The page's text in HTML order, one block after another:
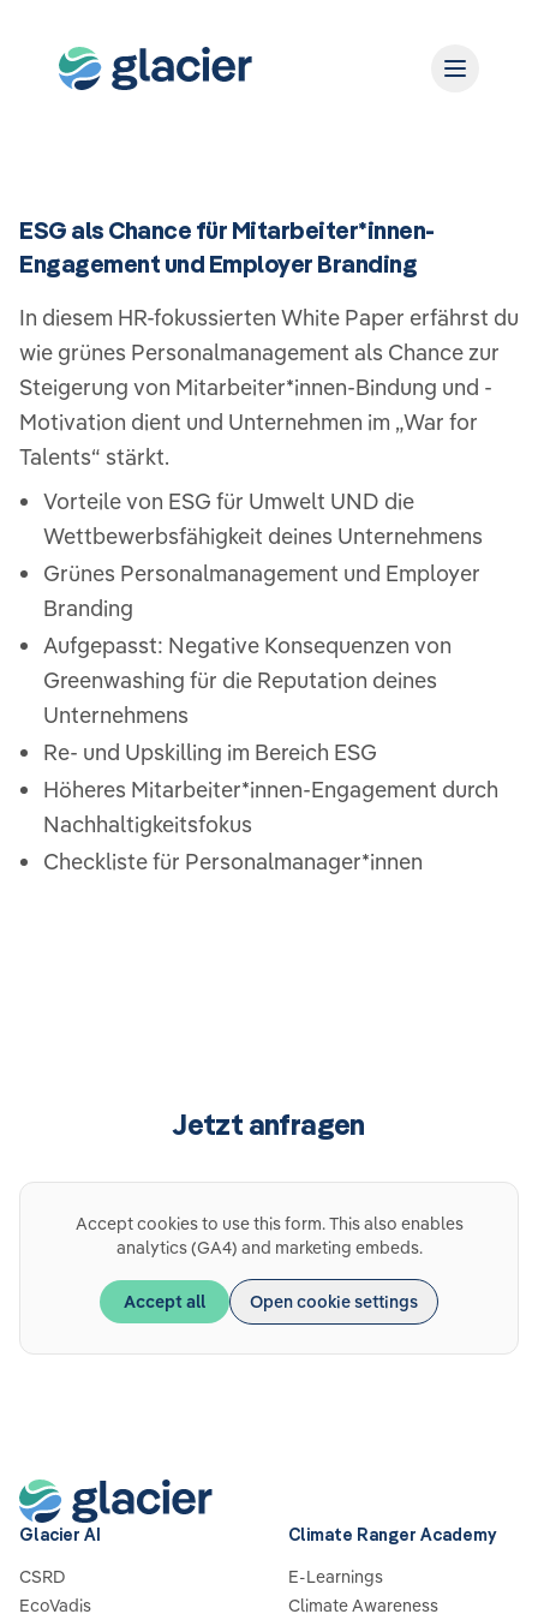
ESG als Chance für Mitarbeiter*innen-
Engagement und Employer Branding
In diesem HR-fokussierten White Paper erfährst du
wie grünes Personalmanagement als Chance zur
Steigerung von Mitarbeiter*innen-Bindung und -
Motivation dient und Unternehmen im „War for
Talents“ stärkt.
Vorteile von ESG für Umwelt UND die
Wettbewerbsfähigkeit deines Unternehmens
Grünes Personalmanagement und Employer
Branding
Aufgepasst: Negative Konsequenzen von
Greenwashing für die Reputation deines
Unternehmens
Re- und Upskilling im Bereich ESG
Höheres Mitarbeiter*innen-Engagement durch
Nachhaltigkeitsfokus
Checkliste für Personalmanager*innen
Jetzt anfragen
Accept cookies to use this form. This also enables
analytics (GA4) and marketing embeds.
Accept all Open cookie settings
Glacier AI
CSRD
EcoVadis
Climate Ranger Academy
E-Learnings
Climate Awareness